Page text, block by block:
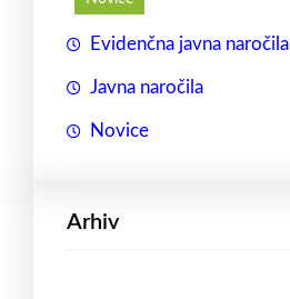
Evidenčna javna naročila
Javna naročila
Novice
Arhiv